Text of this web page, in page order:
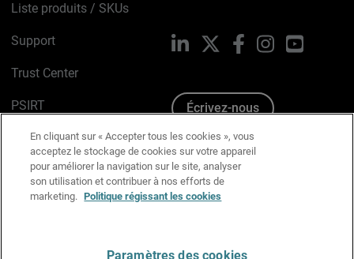
Liste produits / SKUs
Support
Trust Center
PSIRT
Avis sur les cookies
Politique de confidentialité
Charte Graphique
LinkedIn FacebookInstagramYouTube
Écrivez-nous
En cliquant sur « Accepter tous les cookies », vous
acceptez le stockage de cookies sur votre appareil
pour améliorer la navigation sur le site, analyser
son utilisation et contribuer à nos efforts de
marketing. Politique régissant les cookies
Paramètres des cookies